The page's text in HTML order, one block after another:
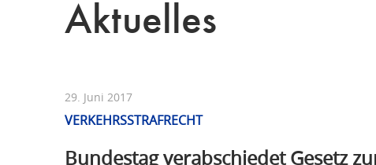
Aktuelles
29. Juni 2017
VERKEHRSSTRAFRECHT
Bundestag verabschiedet Gesetz